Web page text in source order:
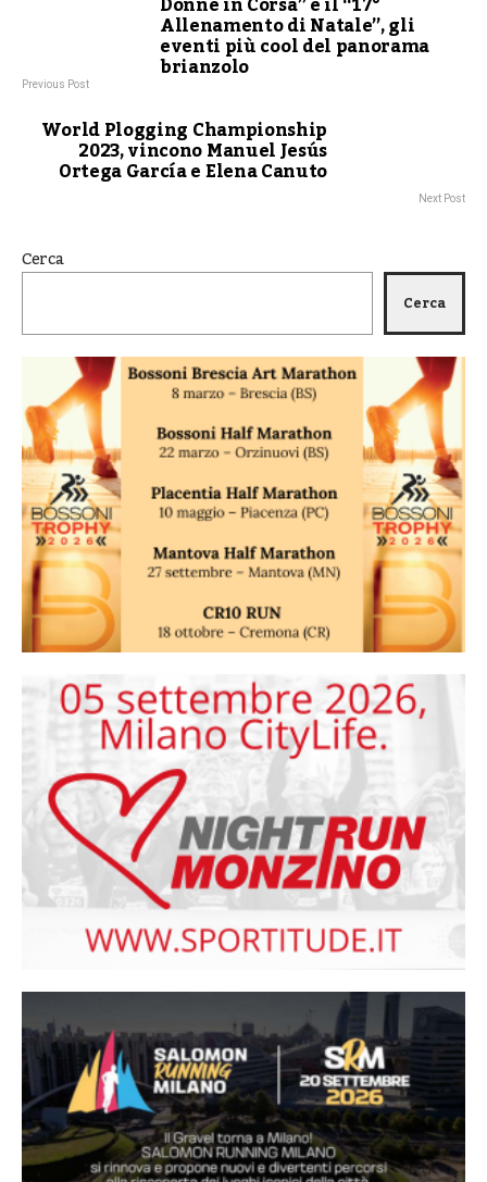
Allenamento di Natale”, gli
eventi più cool del panorama
brianzolo
Previous Post
World Plogging Championship
2023, vincono Manuel Jesús
Ortega García e Elena Canuto
Next Post
Cerca
Cerca